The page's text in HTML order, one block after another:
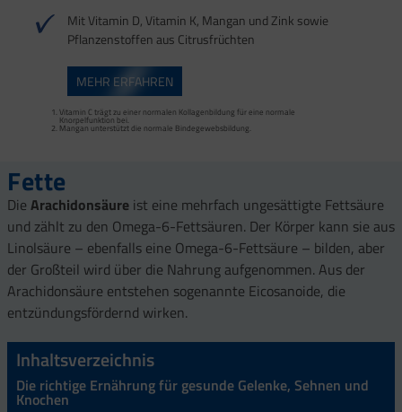
Mit Vitamin D, Vitamin K, Mangan und Zink sowie
Pflanzenstoffen aus Citrusfrüchten
MEHR ERFAHREN
Vitamin C trägt zu einer normalen Kollagenbildung für eine normale
Knorpelfunktion bei.
Mangan unterstützt die normale Bindegewebsbildung.
Mangan trägt zur normalen Bindegewebsbildung und Kupfer zur Erhaltung von
normalem Bindegewebe bei. Sehnen, Bänder und Faszien zählen zum
Bindegewebe.
Calcium, Vitamin D, Magnesium, Mangan, Zink und Vitamin K tragen zur Erhaltung
normaler Knochen bei.
Mangan trägt zu einer normalen Bindegewebsbildung und Kupfer zur Erhaltung
Fette
Die Arachidonsäure ist eine mehrfach ungesättigte Fettsäure
und zählt zu den Omega-6-Fettsäuren. Der Körper kann sie aus
Linolsäure – ebenfalls eine Omega-6-Fettsäure – bilden, aber
der Großteil wird über die Nahrung aufgenommen. Aus der
Arachidonsäure entstehen sogenannte Eicosanoide, die
entzündungsfördernd wirken.
Inhaltsverzeichnis
Die richtige Ernährung für gesunde Gelenke, Sehnen und
Knochen